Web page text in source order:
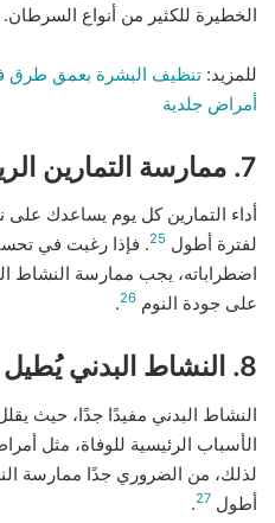
الخطيرة للكثير من أنواع السرطان.
للمزيد: تنظيف البشرة بعمق طرق
أمراض جلدية
7. ممارسة التمارين الرياضية تُحسن النوم
أداء التمارين كل يوم يساعدك على
لفترة أطول 25. فإذا رغبت في
اضطراباته، يجب ممارسة النشاط
على جودة النوم 26
.
8. النشاط البدني يُطيل متوسط العمر
النشاط البدني مفيدًا جدًا، حيث
الأسباب الرئيسية للوفاة، مثل
لذلك، من الضروري جدًا ممارسة
أطول 27
.